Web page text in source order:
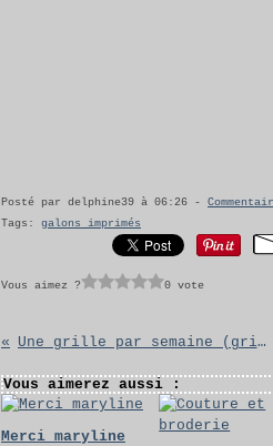
Posté par delphine39 à 06:26 -
Tags: galons imprimés
Vous aimez ? 0 vote
Une grille par semaine (grille 12): Welcome spring
Vous aimerez aussi :
Merci maryline